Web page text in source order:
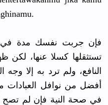
فإن جربت نفسك مدة في
تستثقلها كسلا عنها،
النافع، ولم ترد به إلا وجه
أفضل من نوافل العبادات
في صحة النية فإن لم تصح